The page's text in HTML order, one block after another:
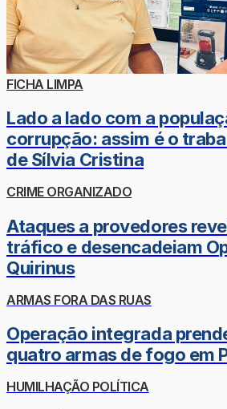
FICHA LIMPA
Lado a lado com a
corrupção: assim é o
de Sílvia Cristina
CRIME ORGANIZADO
Ataques a provedores
tráfico e desencadeiam
Quirinus
ARMAS FORA DAS RUAS
Operação integrada
quatro armas de fogo em
HUMILHAÇÃO POLÍTICA